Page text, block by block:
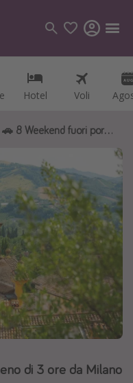
Hotel Voli
Hotel Voli
🚗 8 Weekend fuori porta a meno di 3 ore da Milano
di 3 ore da Milano